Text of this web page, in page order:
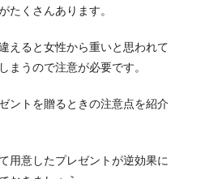
たくさんあります。
えると女性から重いと思われて
まうので注意が必要です。
ントを贈るときの注意点を紹介
用意したプレゼントが逆効果に